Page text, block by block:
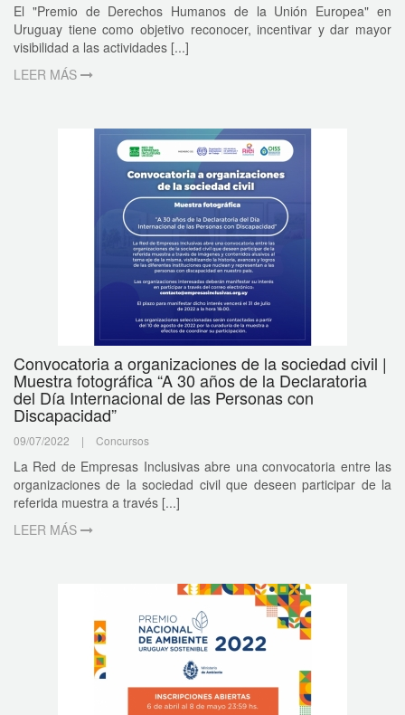
El "Premio de Derechos Humanos de la Unión Europea" en
Uruguay tiene como objetivo reconocer, incentivar y dar mayor
visibilidad a las actividades [...]
LEER MÁS
Convocatoria a organizaciones de la sociedad civil |
Muestra fotográfica “A 30 años de la Declaratoria
del Día Internacional de las Personas con
Discapacidad”
09/07/2022 | Concursos
La Red de Empresas Inclusivas abre una convocatoria entre las
organizaciones de la sociedad civil que deseen participar de la
referida muestra a través [...]
LEER MÁS